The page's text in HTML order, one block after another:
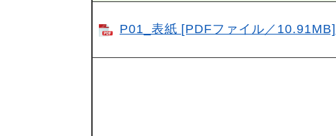
P01_表紙 [PDFファイル／10.91MB]